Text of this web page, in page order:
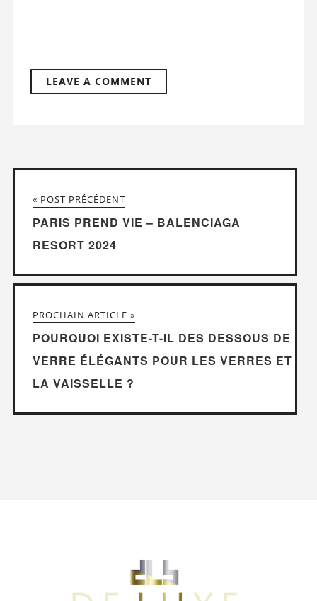
« POST PRÉCÉDENT
PARIS PREND VIE – BALENCIAGA
RESORT 2024
PROCHAIN ARTICLE »
POURQUOI EXISTE-T-IL DES DESSOUS DE
VERRE ÉLÉGANTS POUR LES VERRES ET
LA VAISSELLE ?